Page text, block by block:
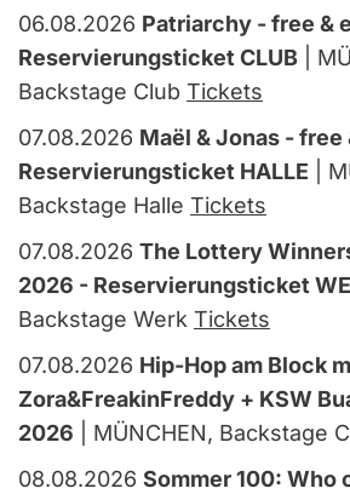
06.08.2026 Patriarchy - free &
Reservierungsticket CLUB |
Backstage Club Tickets
07.08.2026 Maël & Jonas -
Reservierungsticket HALLE |
Backstage Halle Tickets
07.08.2026 The Lottery
2026 - Reservierungsticket
Backstage Werk Tickets
07.08.2026 Hip-Hop am Block
Zora&FreakinFreddy + KSW
2026 | MÜNCHEN, Backstage
08.08.2026 Sommer 100: Who